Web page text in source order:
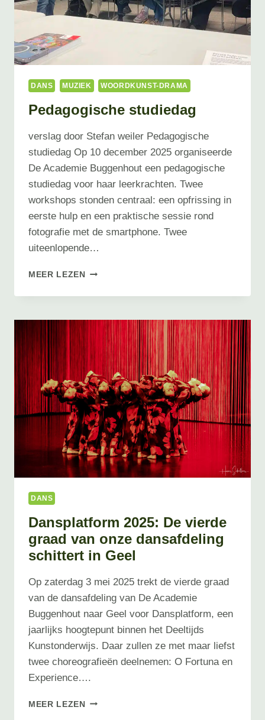
DANS MUZIEK WOORDKUNST-DRAMA
Pedagogische studiedag
verslag door Stefan weiler Pedagogische
studiedag Op 10 december 2025 organiseerde
De Academie Buggenhout een pedagogische
studiedag voor haar leerkrachten. Twee
workshops stonden centraal: een opfrissing in
eerste hulp en een praktische sessie rond
fotografie met de smartphone. Twee
uiteenlopende…
MEER LEZENPEDAGOGISCHE
DANS
Dansplatform 2025: De vierde
graad van onze dansafdeling
schittert in Geel
Op zaterdag 3 mei 2025 trekt de vierde graad
van de dansafdeling van De Academie
Buggenhout naar Geel voor Dansplatform, een
jaarlijks hoogtepunt binnen het Deeltijds
Kunstonderwijs. Daar zullen ze met maar liefst
twee choreografieën deelnemen: O Fortuna en
Experience….
MEER LEZENDANSPLATFORM